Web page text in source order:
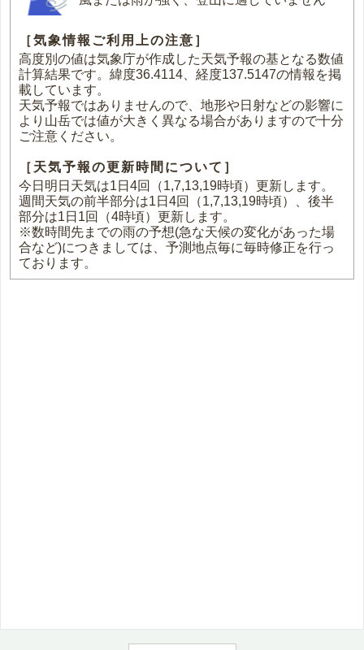
［気象情報ご利用上の注意］
高度別の値は気象庁が作成した天気予報の基となる数値
計算結果です。緯度36.4114、経度137.5147の情報を掲
載しています。
天気予報ではありませんので、地形や日射などの影響に
より山岳では値が大きく異なる場合がありますので十分
ご注意ください。
［天気予報の更新時間について］
今日明日天気は1日4回（1,7,13,19時頃）更新します。
週間天気の前半部分は1日4回（1,7,13,19時頃）、後半
部分は1日1回（4時頃）更新します。
※数時間先までの雨の予想(急な天候の変化があった場
合など)につきましては、予測地点毎に毎時修正を行っ
ております。